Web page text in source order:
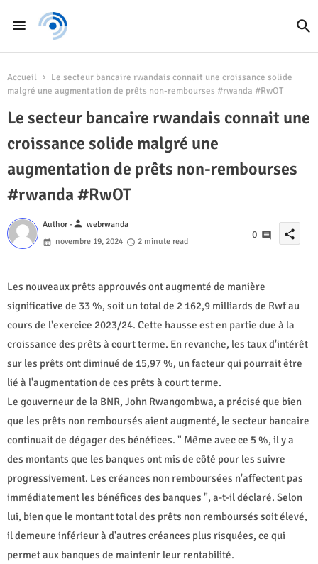
Accueil
Le secteur bancaire rwandais connait une croissance solide
malgré une augmentation de prêts non-rembourses #rwanda #RwOT
Le secteur bancaire rwandais connait une
croissance solide malgré une
augmentation de prêts non-rembourses
#rwanda #RwOT
Author -person webrwanda
novembre 19, 2024
2 minute read
0 share
Les nouveaux prêts approuvés ont augmenté de manière
significative de 33 %, soit un total de 2 162,9 milliards de Rwf au
cours de l'exercice 2023/24. Cette hausse est en partie due à la
croissance des prêts à court terme. En revanche, les taux d'intérêt
sur les prêts ont diminué de 15,97 %, un facteur qui pourrait être
lié à l'augmentation de ces prêts à court terme.
Le gouverneur de la BNR, John Rwangombwa, a précisé que bien
que les prêts non remboursés aient augmenté, le secteur bancaire
continuait de dégager des bénéfices. " Même avec ce 5 %, il y a
des montants que les banques ont mis de côté pour les suivre
progressivement. Les créances non remboursées n'affectent pas
immédiatement les bénéfices des banques ", a-t-il déclaré. Selon
lui, bien que le montant total des prêts non remboursés soit élevé,
il demeure inférieur à d'autres créances plus risquées, ce qui
permet aux banques de maintenir leur rentabilité.